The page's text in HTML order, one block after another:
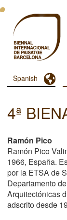
Pasar
contenido
principal
Menu
Principal
Spanish
4ª
Ramón Pico
Ramón Pico
1966, España.
por la ETSA de
Departamento
Arquitectónicas
adscrito desde